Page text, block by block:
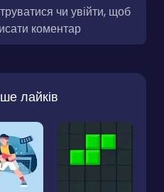
чи увійти, щоб
коментар
лайків